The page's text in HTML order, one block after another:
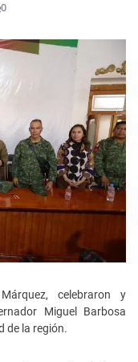
0
celebraron y
Miguel Barbosa
de la región.